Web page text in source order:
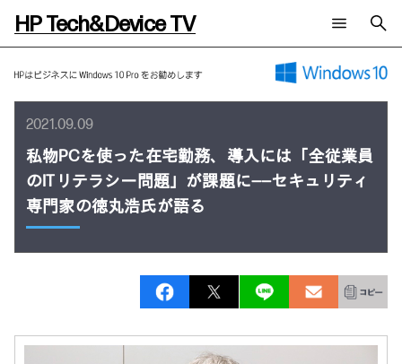
HP Tech&Device TV
新着コンテンツ
全てのコンテンツ
AIの進化と活用事例
製品トレンド & レビュー
サイバーセキュリティ
教育とテクノロジー
事例
イベントレポート
AI PC
タグ一覧
イベント・セミナー情報
ご相談
メールニュース会員登録
日本HP 公式Webサイト
検索
2021.09.09
私物PCを使った在宅勤務、導入には「全従業員
のITリテラシー問題」が課題に――セキュリティ
専門家の徳丸浩氏が語る